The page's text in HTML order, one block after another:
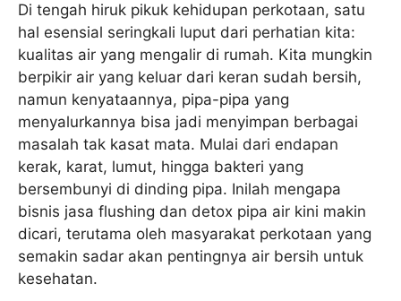
Di tengah hiruk pikuk kehidupan perkotaan, satu
hal esensial seringkali luput dari perhatian kita:
kualitas air yang mengalir di rumah. Kita mungkin
berpikir air yang keluar dari keran sudah bersih,
namun kenyataannya, pipa-pipa yang
menyalurkannya bisa jadi menyimpan berbagai
masalah tak kasat mata. Mulai dari endapan
kerak, karat, lumut, hingga bakteri yang
bersembunyi di dinding pipa. Inilah mengapa
bisnis jasa flushing dan detox pipa air kini makin
dicari, terutama oleh masyarakat perkotaan yang
semakin sadar akan pentingnya air bersih untuk
kesehatan.